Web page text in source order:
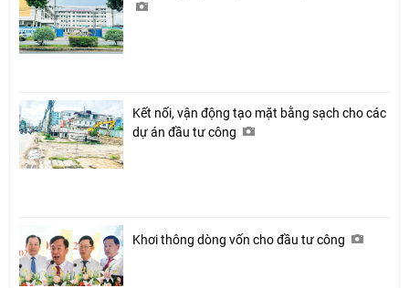
Kết nối, vận động tạo mặt bằng sạch cho các
dự án đầu tư công
Khơi thông dòng vốn cho đầu tư công